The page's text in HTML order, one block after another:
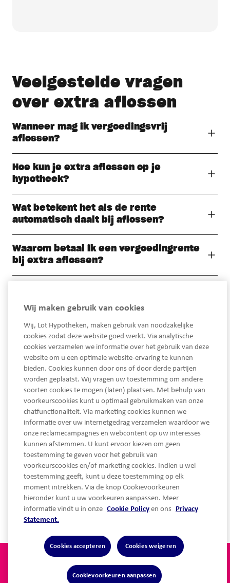
Veelgestelde vragen
over extra aflossen
Wanneer mag ik vergoedingsvrij
aflossen?
Hoe kun je extra aflossen op je
hypotheek?
Wat betekent het als de rente
automatisch daalt bij aflossen?
Waarom betaal ik een vergoedingrente
bij extra aflossen?
033 450 93 30
Ma - Vrij van 08.30 tot 17.30 uur
service@lothypotheken.nl
service@lothypotheken.nl
Snel naar
Over Lot Hypotheken
Cookie Policy
Toegankelijkheidsverklaring
Wij maken gebruik van cookies
Wij, Lot Hypotheken, maken gebruik van noodzakelijke
cookies zodat deze website goed werkt. Via analytische
cookies verzamelen we informatie over het gebruik van deze
website om u een optimale website-ervaring te kunnen
bieden. Cookies kunnen door ons of door derde partijen
worden geplaatst. Wij vragen uw toestemming om andere
soorten cookies te mogen (laten) plaatsen. Met behulp van
voorkeurscookies kunt u optimaal gebruikmaken van onze
chatfunctionaliteit. Via marketing cookies kunnen we
informatie over uw internetgedrag verzamelen waardoor we
onze reclamecampagnes en webcontent op uw interesses
kunnen afstemmen. U kunt ervoor kiezen om geen
toestemming te geven voor het gebruik van
voorkeurscookies en/of marketing cookies. Indien u wel
toestemming geeft, kunt u deze toestemming op elk
moment intrekken. Via de knop Cookievoorkeuren
hieronder kunt u uw voorkeuren aanpassen. Meer
informatie vindt u in onze Cookie Policy en ons Privacy
Statement.
Cookies accepteren Cookies weigeren
Cookievoorkeuren aanpassen